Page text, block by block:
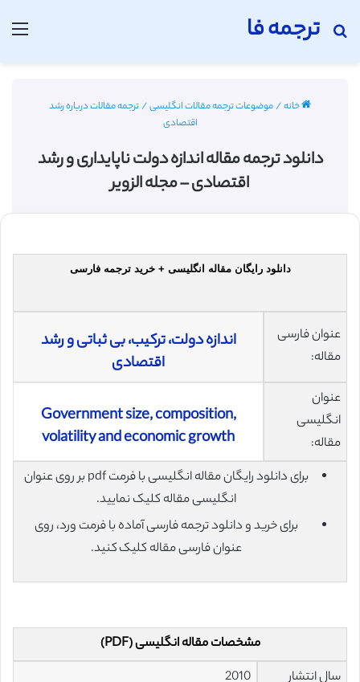
ترجمه فا
جستجو برای
خانه/موضوعات ترجمه مقالات انگلیسی/ترجمه مقالات درباره رشد
اقتصادی
دانلود ترجمه مقاله اندازه دولت ناپایداری و رشد
اقتصادی – مجله الزویر
دانلود رایگان مقاله انگلیسی + خرید ترجمه فارسی
عنوان فارسی
مقاله:
اندازه دولت، ترکیب، بی ثباتی و رشد
اقتصادی
عنوان
انگلیسی
مقاله:
Government size, composition,
volatility and economic growth
برای دانلود رایگان مقاله انگلیسی با فرمت pdf بر روی عنوان
انگلیسی مقاله کلیک نمایید.
برای خرید و دانلود ترجمه فارسی آماده با فرمت ورد، روی
عنوان فارسی مقاله کلیک کنید.
مشخصات مقاله انگلیسی (PDF)
سال انتشار
2010